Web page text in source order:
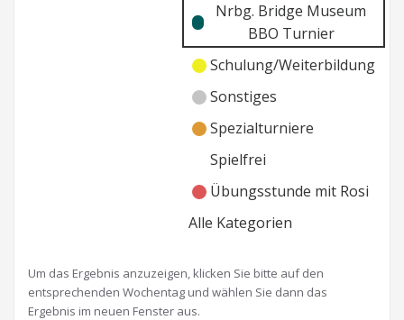
Nrbg. Bridge Museum
BBO Turnier
Schulung/Weiterbildung
Sonstiges
Spezialturniere
Spielfrei
Übungsstunde mit Rosi
Alle Kategorien
Um das Ergebnis anzuzeigen, klicken Sie bitte auf den
entsprechenden Wochentag und wählen Sie dann das
Ergebnis im neuen Fenster aus.